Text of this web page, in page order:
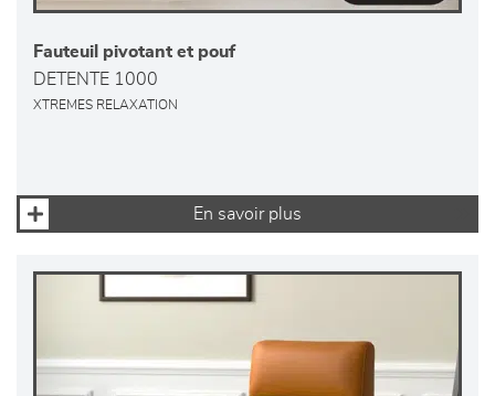
Fauteuil pivotant et pouf
DETENTE 1000
XTREMES RELAXATION
En savoir plus